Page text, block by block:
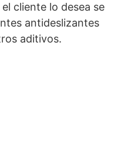
cliente lo desea se
antideslizantes
aditivos.